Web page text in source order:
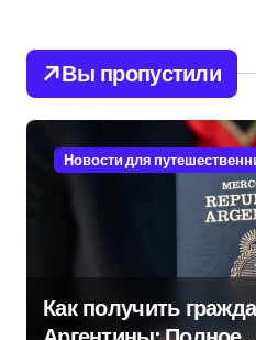
Вы пропустили
Новости для
Как получить